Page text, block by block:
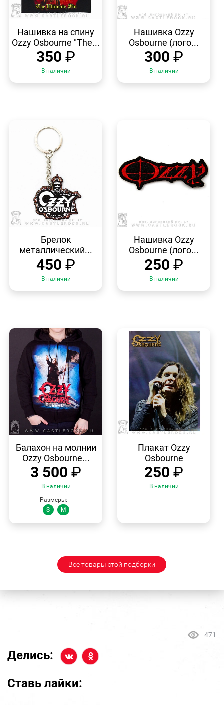
Нашивка на спину
Ozzy Osbourne "The...
350 ₽
В наличии
ПРОСМОТР
Нашивка Ozzy
Osbourne (лого...
300 ₽
В наличии
ПРОСМОТР
Брелок
металлический...
450 ₽
В наличии
ПРОСМОТР
Нашивка Ozzy
Osbourne (лого...
250 ₽
В наличии
ПРОСМОТР
Балахон на молнии
Ozzy Osbourne...
3 500 ₽
В наличии
Размеры:
S
M
ПРОСМОТР
Плакат Ozzy
Osbourne
250 ₽
В наличии
Все товары этой подборки
471
Делись:
Ставь лайки: